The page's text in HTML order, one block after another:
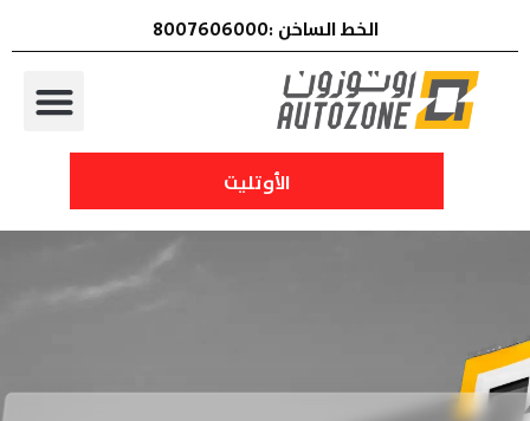
الخط الساخن :8007606000
الأوتليت